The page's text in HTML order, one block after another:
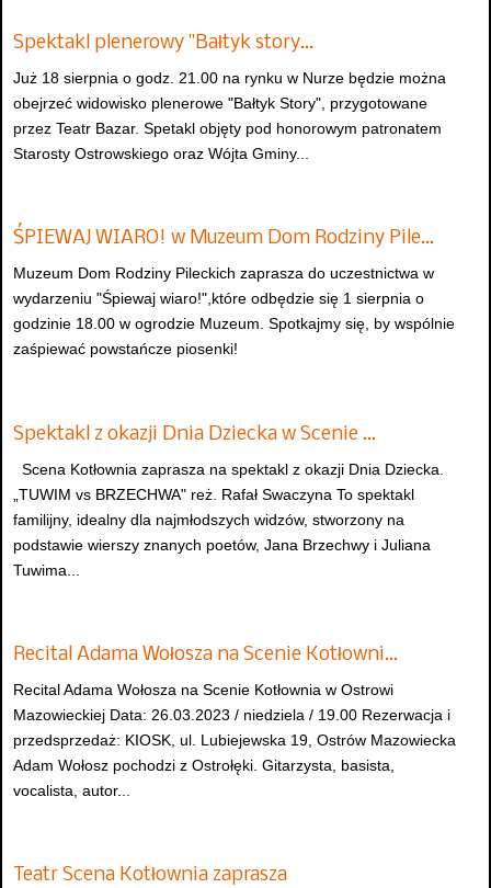
Spektakl plenerowy "Bałtyk story…
Już 18 sierpnia o godz. 21.00 na rynku w Nurze będzie można
obejrzeć widowisko plenerowe "Bałtyk Story", przygotowane
przez Teatr Bazar. Spetakl objęty pod honorowym patronatem
Starosty Ostrowskiego oraz Wójta Gminy...
ŚPIEWAJ WIARO! w Muzeum Dom Rodziny Pile…
Muzeum Dom Rodziny Pileckich zaprasza do uczestnictwa w
wydarzeniu "Śpiewaj wiaro!",które odbędzie się 1 sierpnia o
godzinie 18.00 w ogrodzie Muzeum. Spotkajmy się, by wspólnie
zaśpiewać powstańcze piosenki!
Spektakl z okazji Dnia Dziecka w Scenie …
Scena Kotłownia zaprasza na spektakl z okazji Dnia Dziecka.
„TUWIM vs BRZECHWA" reż. Rafał Swaczyna To spektakl
familijny, idealny dla najmłodszych widzów, stworzony na
podstawie wierszy znanych poetów, Jana Brzechwy i Juliana
Tuwima...
Recital Adama Wołosza na Scenie Kotłowni…
Recital Adama Wołosza na Scenie Kotłownia w Ostrowi
Mazowieckiej Data: 26.03.2023 / niedziela / 19.00 Rezerwacja i
przedsprzedaż: KIOSK, ul. Lubiejewska 19, Ostrów Mazowiecka
Adam Wołosz pochodzi z Ostrołęki. Gitarzysta, basista,
vocalista, autor...
Teatr Scena Kotłownia zaprasza